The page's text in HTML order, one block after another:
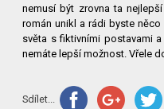
nemusí být zrovna ta
román unikl a rádi byste
světa s fiktivními postavami
nemáte lepší možnost. Vřele
Sdílet...